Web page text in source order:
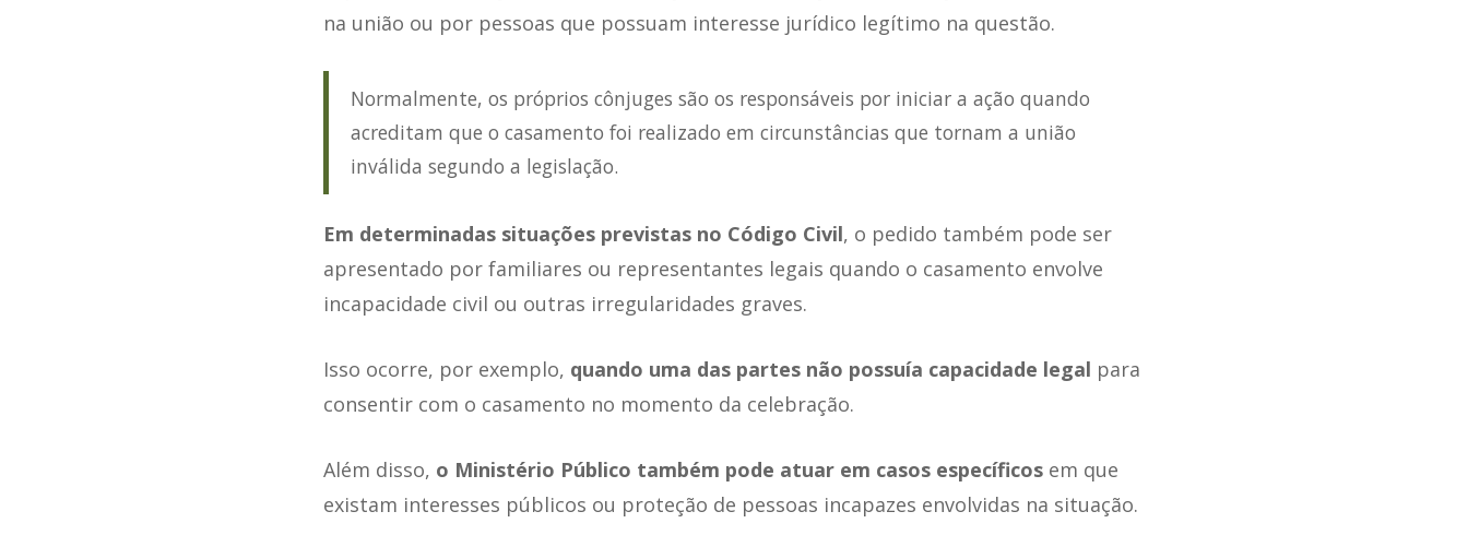
na união ou por pessoas que possuam interesse jurídico legítimo na questão.
Normalmente, os próprios cônjuges são os responsáveis por iniciar a ação quando
acreditam que o casamento foi realizado em circunstâncias que tornam a união
inválida segundo a legislação.
Em determinadas situações previstas no Código Civil, o pedido também pode ser
apresentado por familiares ou representantes legais quando o casamento envolve
incapacidade civil ou outras irregularidades graves.
Isso ocorre, por exemplo, quando uma das partes não possuía capacidade legal para
consentir com o casamento no momento da celebração.
Além disso, o Ministério Público também pode atuar em casos específicosem que
existam interesses públicos ou proteção de pessoas incapazes envolvidas na situação.